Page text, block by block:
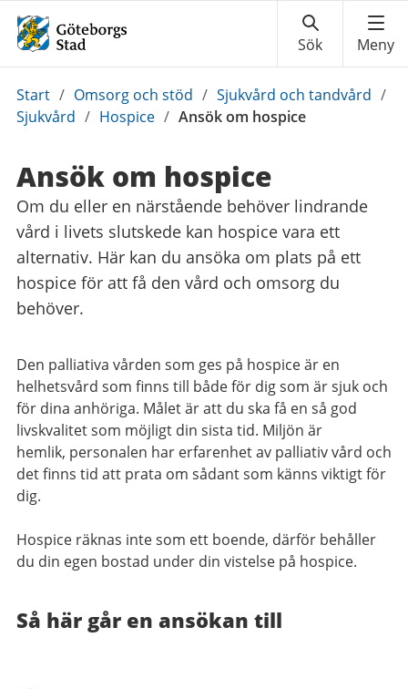
Du
är
Start / Omsorg och stöd / Sjukvård och tandvård /
Sjukvård / Hospice / Ansök om hospice
Ansök om hospice
Om du eller en närstående behöver lindrande
vård i livets slutskede kan hospice vara ett
alternativ. Här kan du ansöka om plats på ett
hospice för att få den vård och omsorg du
behöver.
Den palliativa vården som ges på hospice är en
helhetsvård som finns till både för dig som är sjuk och
för dina anhöriga. Målet är att du ska få en så god
livskvalitet som möjligt din sista tid. Miljön är
hemlik, personalen har erfarenhet av palliativ vård och
det finns tid att prata om sådant som känns viktigt för
dig.
Hospice räknas inte som ett boende, därför behåller
du din egen bostad under din vistelse på hospice.
Så här går en ansökan till